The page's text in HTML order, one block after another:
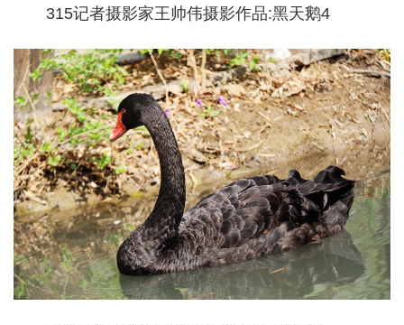
315记者摄影家王帅伟摄影作品:黑天鹅4